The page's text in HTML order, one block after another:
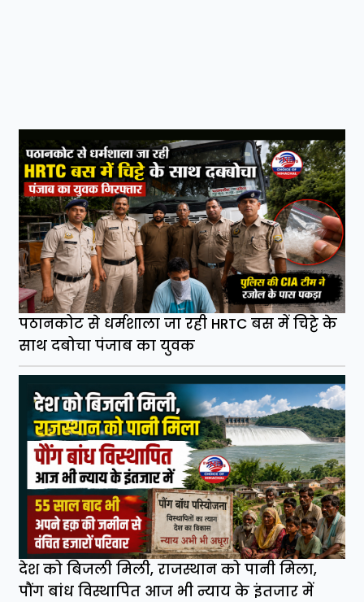
पठानकोट से धर्मशाला जा रही HRTC बस में चिट्टे के
साथ दबोचा पंजाब का युवक
देश को बिजली मिली, राजस्थान को पानी मिला,
पौंग बांध विस्थापित आज भी न्याय के इंतजार में